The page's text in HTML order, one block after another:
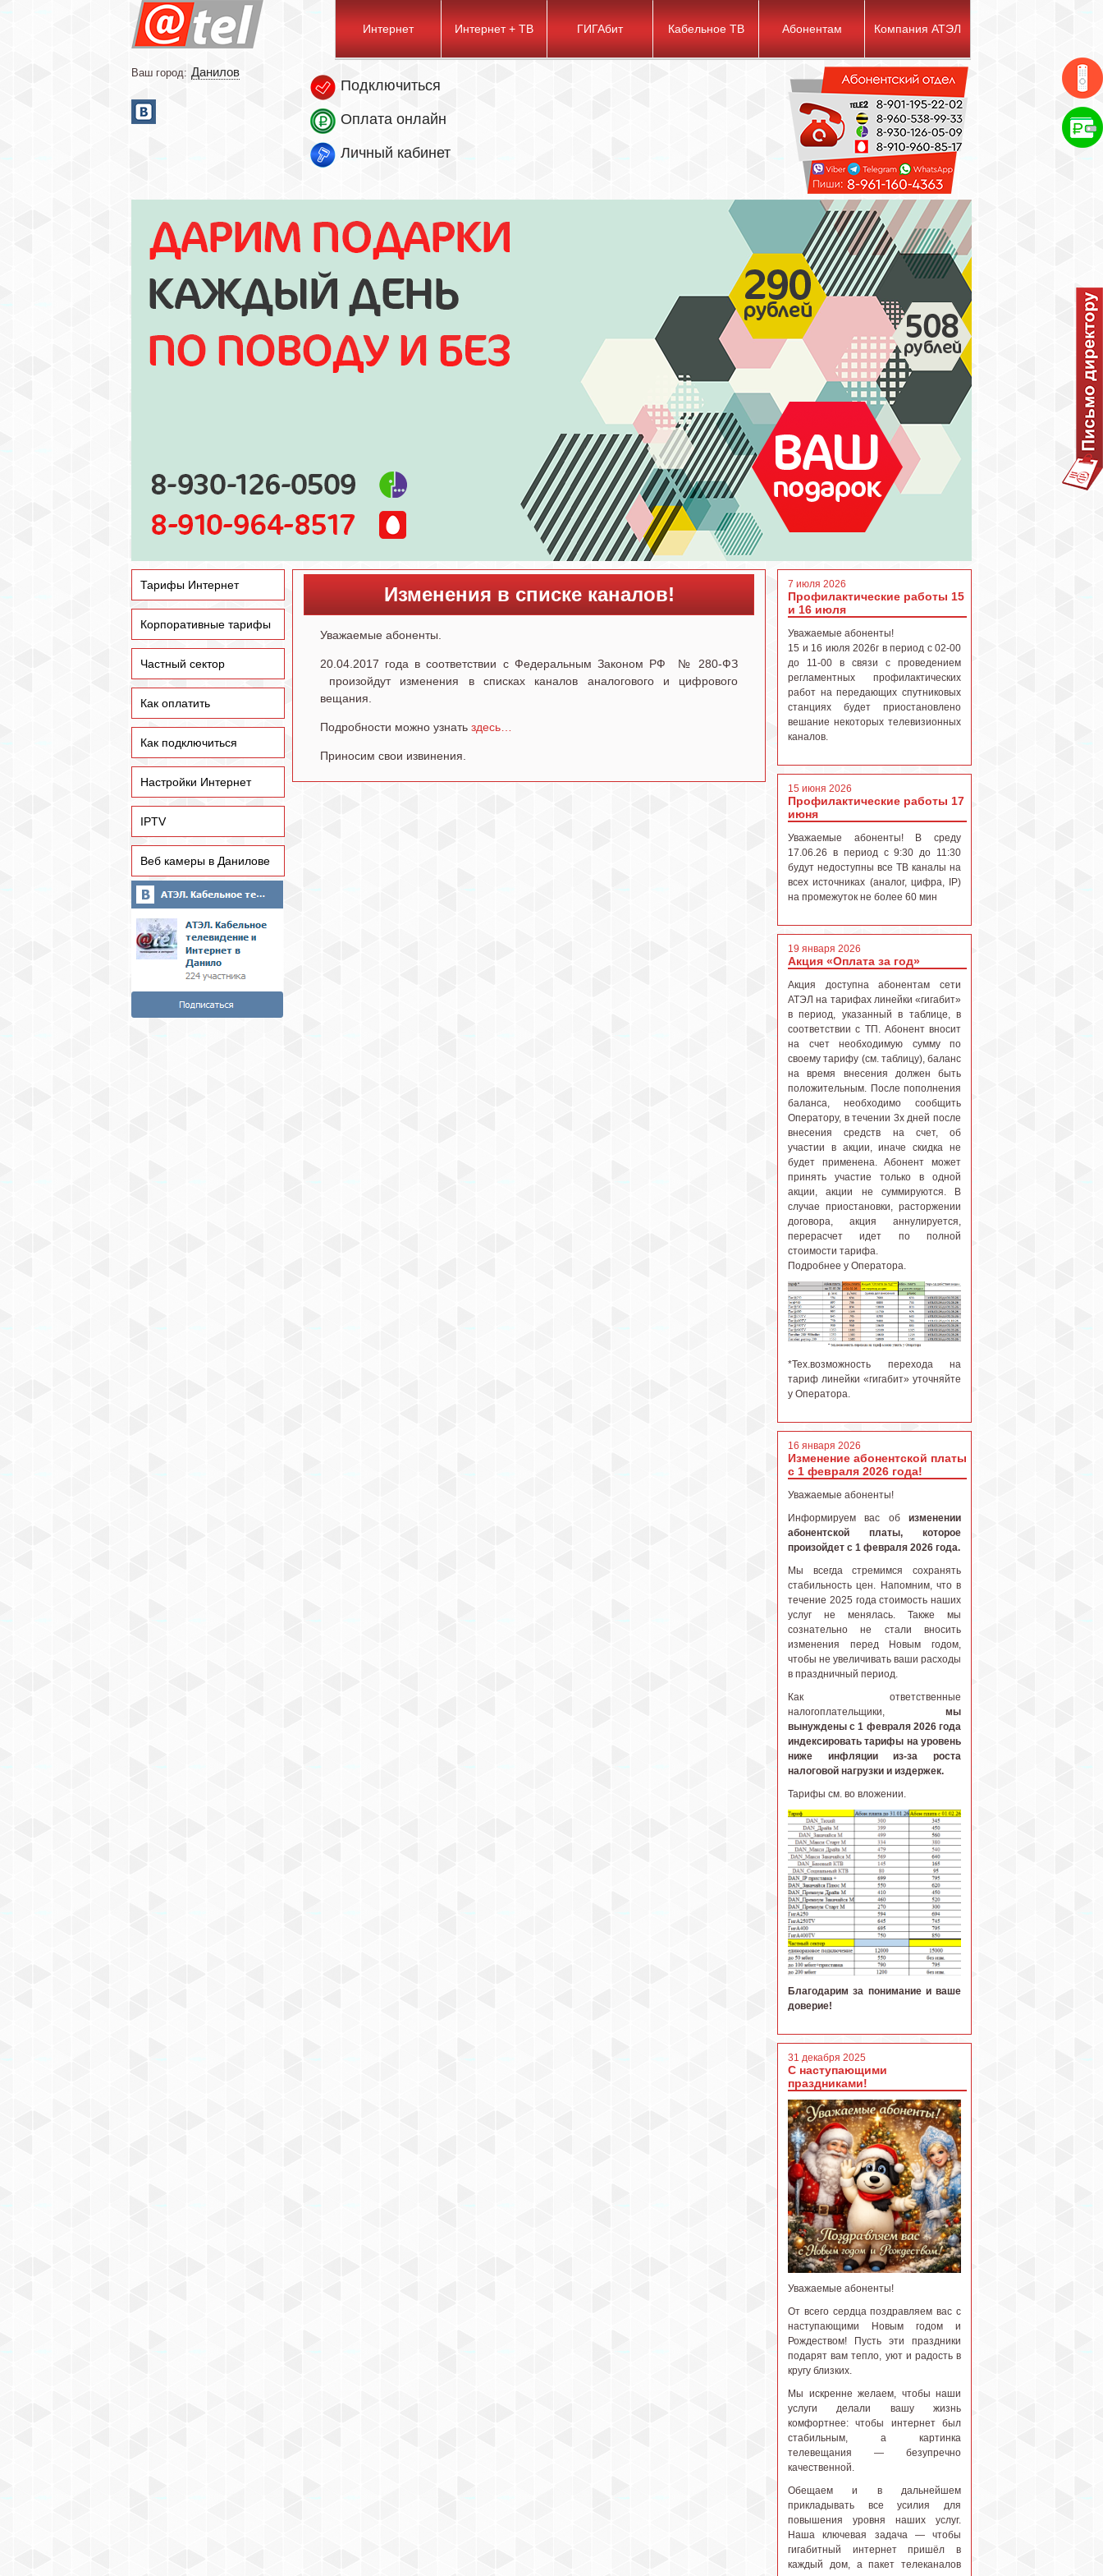
Ваш город: Данилов
Интернет Интернет + ТВ ГИГАбит Кабельное ТВ Абонентам Компания АТЭЛ
Подключиться
Оплата онлайн
Личный кабинет
Тарифы Интернет
Корпоративные тарифы
Частный сектор
Как оплатить
Как подключиться
Настройки Интернет
IPTV
Веб камеры в Данилове
7 июля 2026
Профилактические работы 15
и 16 июля
Уважаемые абоненты!
15 и 16 июля 2026г в период с 02-00
до 11-00 в связи с проведением
регламентных профилактических
работ на передающих спутниковых
станциях будет приостановлено
вешание некоторых телевизионных
каналов.
15 июня 2026
Профилактические работы 17
июня
Уважаемые абоненты! В среду
17.06.26 в период с 9:30 до 11:30
будут недоступны все ТВ каналы на
всех источниках (аналог, цифра, IP)
на промежуток не более 60 мин
19 января 2026
Акция «Оплата за год»
Акция доступна абонентам сети
АТЭЛ на тарифах линейки «гигабит»
в период, указанный в таблице, в
соответствии с ТП. Абонент вносит
на счет необходимую сумму по
своему тарифу (см. таблицу), баланс
на время внесения должен быть
положительным. После пополнения
баланса, необходимо сообщить
Оператору, в течении 3х дней после
внесения средств на счет, об
участии в акции, иначе скидка не
будет применена. Абонент может
принять участие только в одной
акции, акции не суммируются. В
случае приостановки, расторжении
договора, акция аннулируется,
перерасчет идет по полной
стоимости тарифа.
Подробнее у Оператора.
*Тех.возможность перехода на
тариф линейки «гигабит» уточняйте
у Оператора.
16 января 2026
Изменение абонентской платы
с 1 февраля 2026 года!
Уважаемые абоненты!
Информируем вас об изменении
абонентской платы, которое
произойдет с 1 февраля 2026 года.
Мы всегда стремимся сохранять
стабильность цен. Напомним, что в
течение 2025 года стоимость наших
услуг не менялась. Также мы
сознательно не стали вносить
изменения перед Новым годом,
чтобы не увеличивать ваши расходы
в праздничный период.
Как ответственные
налогоплательщики, мы
вынуждены с 1 февраля 2026 года
индексировать тарифы на уровень
ниже инфляции из-за роста
налоговой нагрузки и издержек.
Тарифы см. во вложении.
Благодарим за понимание и ваше
доверие!
31 декабря 2025
С наступающими
праздниками!
Уважаемые абоненты!
От всего сердца поздравляем вас с
наступающими Новым годом и
Рождеством! Пусть эти праздники
подарят вам тепло, уют и радость в
кругу близких.
Мы искренне желаем, чтобы наши
услуги делали вашу жизнь
комфортнее: чтобы интернет был
стабильным, а картинка
телевещания — безупречно
качественной.
Обещаем и в дальнейшем
прикладывать все усилия для
повышения уровня наших услуг.
Наша ключевая задача — чтобы
гигабитный интернет пришёл в
каждый дом, а пакет телеканалов
Изменения в списке каналов!
Уважаемые абоненты.
20.04.2017 года в соответствии с Федеральным Законом РФ № 280-ФЗ
произойдут изменения в списках каналов аналогового и цифрового
вещания.
Подробности можно узнать здесь…
Приносим свои извинения.